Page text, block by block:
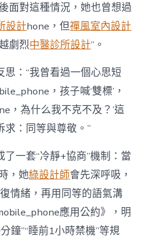
面對這種情況，她也曾想過
設計hone，但禪風室內設計
劇烈中醫診所設計”。
：“我曾看過一個心思短
，孩子喊‘雙標’，
，為什么我不克不及？’這
：同等與尊敬。”
一套“冷靜+協商”機制：當
，她綠設計師會先深呼吸，
情緒，再用同等的語氣溝
應用公約》，明
鐘”“睡前1小時禁機”等規